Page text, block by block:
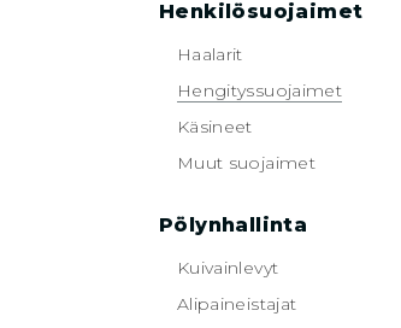
Henkilösuojaimet
Haalarit
Hengityssuojaimet
Käsineet
Muut suojaimet
Pölynhallinta
Kuivainlevyt
Alipaineistajat